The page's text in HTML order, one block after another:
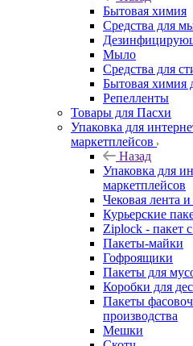
Бытовая химия
Средства для
Мыло
Средства для
Бытовая химия
Репелленты
Товары для Пасхи
Упаковка для
маркетплейсов
Назад
Упаковка для
маркетплейсов
Чековая лента
Курьерские
Ziplock - пакет
Пакеты-майки
Гофроящики
Пакеты для
Коробки для
Пакеты
производства
Мешки